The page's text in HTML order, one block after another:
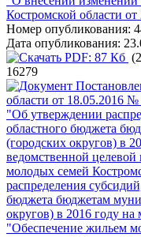
Костромской области
Номер опубликования:
Дата опубликования:
PDF: 87 Кб
16279
области от 18.05.2016 №
"Об утверждении
областного бюджета
(городских округов) в
ведомственной
молодых семей
распределения
бюджета бюджетам
округов) в 2016 году
"Обеспечение жильем